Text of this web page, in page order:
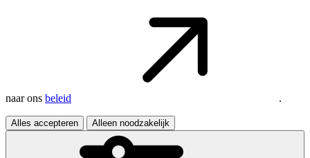
naar ons beleid .
Alles accepteren Alleen noodzakelijk